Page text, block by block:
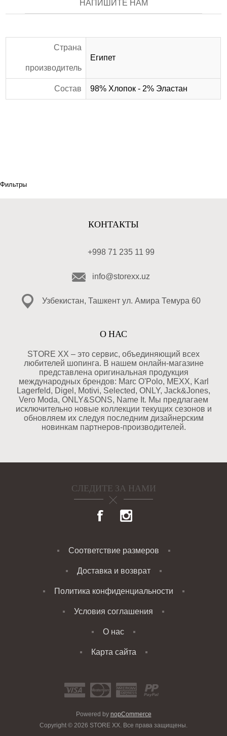
НАПИШИТЕ НАМ
Страна
производитель
Египет
Состав 98% Хлопок - 2% Эластан
Фильтры
КОНТАКТЫ
+998 71 235 11 99
info@storexx.uz
Узбекистан, Ташкент ул. Амира Темура 60
О НАС
STORE XX – это сервис, объединяющий всех
любителей шопинга. В нашем онлайн-магазине
представлена оригинальная продукция
международных брендов: Marc O'Polo, MEXX, Karl
Lagerfeld, Digel, Motivi, Selected, ONLY, Jack&Jones,
Vero Moda, ONLY&SONS, Name It. Мы предлагаем
исключительно новые коллекции текущих сезонов и
обновляем их следуя последним дизайнерским
новинкам партнеров-производителей.
СЛЕДИТЕ ЗА НАМИ
Соответствие размеров
Доставка и возврат
Политика конфиденциальности
Условия соглашения
О нас
Карта сайта
Powered by nopCommerce
Copyright © 2026 STORE XX. Все права защищены.